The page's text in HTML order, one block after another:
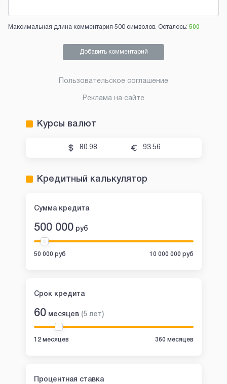
Максимальная длина комментария 500 символов. Осталось: 500
Добавить комментарий
Пользовательское соглашение
Реклама на сайте
Курсы валют
80.98 93.56
Кредитный калькулятор
Сумма кредита
500 000 руб
50 000 руб 10 000 000 руб
Срок кредита
60 месяцев (5 лет)
12 месяцев 360 месяцев
Процентная ставка